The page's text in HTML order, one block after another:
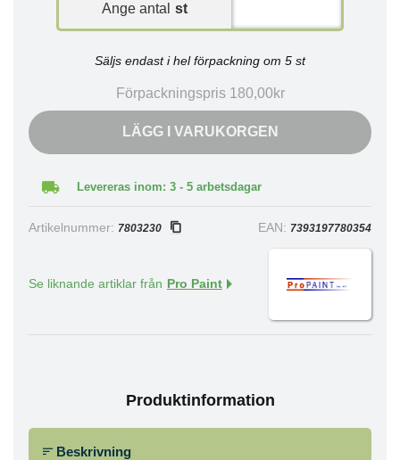
Ange antal st
Säljs endast i hel förpackning om 5 st
Förpackningspris 180,00kr
LÄGG I VARUKORGEN
Levereras inom: 3 - 5 arbetsdagar
Artikelnummer: 7803230 EAN: 7393197780354
Se liknande artiklar från Pro Paint
Produktinformation
Beskrivning